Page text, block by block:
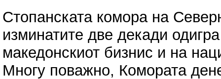
Стопанската комора на
изминатите две декади
македонскиот бизнис и на
Многу поважно, Комората